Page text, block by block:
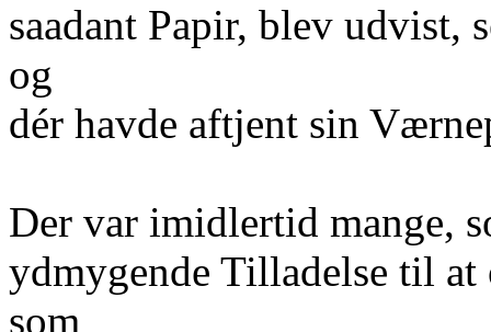
saadant Papir, blev
og
dér havde aftjent sin
Der var imidlertid mange,
ydmygende Tilladelse til
som